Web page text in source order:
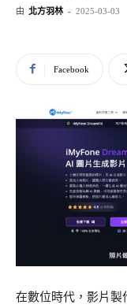
由 北方羽林 - 2025-03-03
Facebook
在數位時代，影片